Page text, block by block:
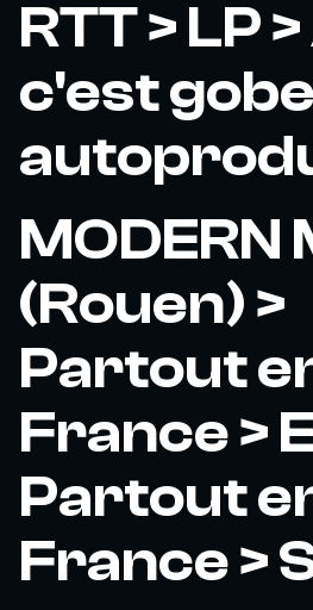
RTT > LP
c'est
MODERN
(Rouen) >
Partout
France >
Partout
France >